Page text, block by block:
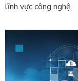
lĩnh vực công nghệ.